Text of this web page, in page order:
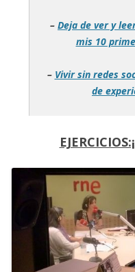
– Deja de ver y
mis 10
– Vivir sin redes
de